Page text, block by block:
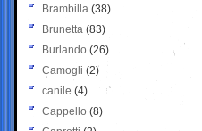
Brambilla (38)
Brunetta (83)
Burlando (26)
Camogli (2)
canile (4)
Cappello (8)